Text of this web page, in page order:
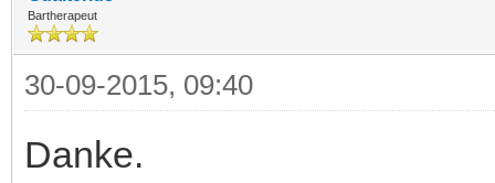
Bartherapeut
30-09-2015, 09:40
Danke.